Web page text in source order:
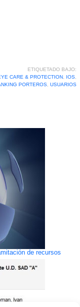
ETIQUETADO BAJO:
CARE & PROTECTION, IOS,
PORTEROS, USUARIOS
de recursos